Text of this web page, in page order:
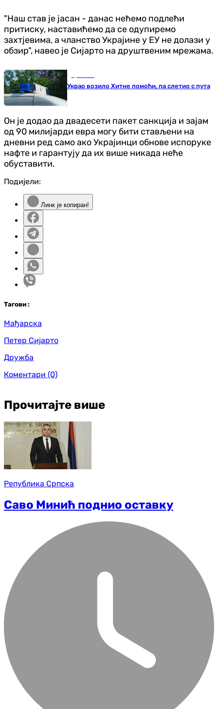
"Наш став је јасан - данас нећемо подлећи
притиску, наставићемо да се одупиремо
захтјевима, а чланство Украјине у ЕУ не долази у
обзир", навео је Сијарто на друштвеним мрежама.
Украо возило Хитне помоћи, па слетио с пута
Он је додао да двадесети пакет санкција и зајам
од 90 милијарди евра могу бити стављени на
дневни ред само ако Украјинци обнове испоруке
нафте и гарантују да их више никада неће
обуставити.
Подијели:
Линк је копиран!
Тагови :
Мађарска
Петер Сијарто
Дружба
Коментари (0)
Прочитајте више
Република Српска
Саво Минић поднио оставку